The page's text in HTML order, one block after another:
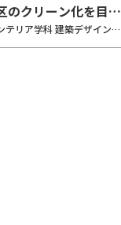
のクリーン化を目的
計画 –
リア学科 建築デザインコ